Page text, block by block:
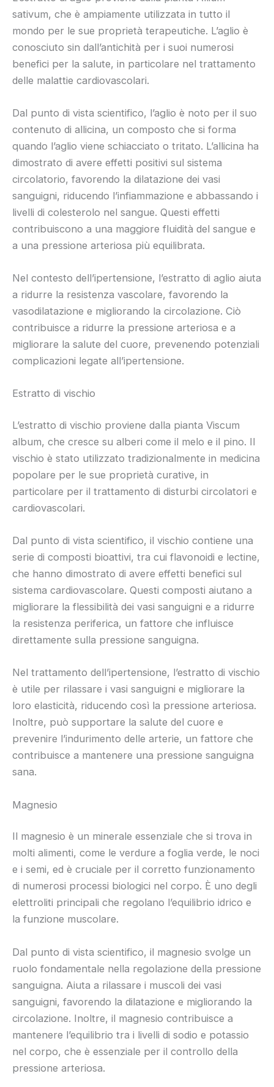
sativum, che è ampiamente utilizzata in tutto il
mondo per le sue proprietà terapeutiche. L’aglio è
conosciuto sin dall’antichità per i suoi numerosi
benefici per la salute, in particolare nel trattamento
delle malattie cardiovascolari.
Dal punto di vista scientifico, l’aglio è noto per il suo
contenuto di allicina, un composto che si forma
quando l’aglio viene schiacciato o tritato. L’allicina ha
dimostrato di avere effetti positivi sul sistema
circolatorio, favorendo la dilatazione dei vasi
sanguigni, riducendo l’infiammazione e abbassando i
livelli di colesterolo nel sangue. Questi effetti
contribuiscono a una maggiore fluidità del sangue e
a una pressione arteriosa più equilibrata.
Nel contesto dell’ipertensione, l’estratto di aglio aiuta
a ridurre la resistenza vascolare, favorendo la
vasodilatazione e migliorando la circolazione. Ciò
contribuisce a ridurre la pressione arteriosa e a
migliorare la salute del cuore, prevenendo potenziali
complicazioni legate all’ipertensione.
Estratto di vischio
L’estratto di vischio proviene dalla pianta Viscum
album, che cresce su alberi come il melo e il pino. Il
vischio è stato utilizzato tradizionalmente in medicina
popolare per le sue proprietà curative, in
particolare per il trattamento di disturbi circolatori e
cardiovascolari.
Dal punto di vista scientifico, il vischio contiene una
serie di composti bioattivi, tra cui flavonoidi e lectine,
che hanno dimostrato di avere effetti benefici sul
sistema cardiovascolare. Questi composti aiutano a
migliorare la flessibilità dei vasi sanguigni e a ridurre
la resistenza periferica, un fattore che influisce
direttamente sulla pressione sanguigna.
Nel trattamento dell’ipertensione, l’estratto di vischio
è utile per rilassare i vasi sanguigni e migliorare la
loro elasticità, riducendo così la pressione arteriosa.
Inoltre, può supportare la salute del cuore e
prevenire l’indurimento delle arterie, un fattore che
contribuisce a mantenere una pressione sanguigna
sana.
Magnesio
Il magnesio è un minerale essenziale che si trova in
molti alimenti, come le verdure a foglia verde, le noci
e i semi, ed è cruciale per il corretto funzionamento
di numerosi processi biologici nel corpo. È uno degli
elettroliti principali che regolano l’equilibrio idrico e
la funzione muscolare.
Dal punto di vista scientifico, il magnesio svolge un
ruolo fondamentale nella regolazione della pressione
sanguigna. Aiuta a rilassare i muscoli dei vasi
sanguigni, favorendo la dilatazione e migliorando la
circolazione. Inoltre, il magnesio contribuisce a
mantenere l’equilibrio tra i livelli di sodio e potassio
nel corpo, che è essenziale per il controllo della
pressione arteriosa.